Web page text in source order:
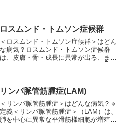
ロスムンド・トムソン症候群
＜ロスムンド・トムソン症候群＞はどん
な病気？ロスムンド・トムソン症候群
は、皮膚・骨・成長に異常が出る、まれ
顔に赤み・まだら模様（...
リンパ脈管筋腫症(LAM)
＜リンパ脈管筋腫症＞はどんな病気？🔹
定義＜リンパ脈管筋腫症＞（LAM）は、
肺を中心に異常な平滑筋様細胞が増殖す